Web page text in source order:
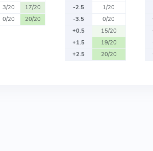
3/20
17/20
0/20 20/20
-2.5
1/20
-3.5
0/20
+0.5
15/20
+1.5
19/20
+2.5
20/20